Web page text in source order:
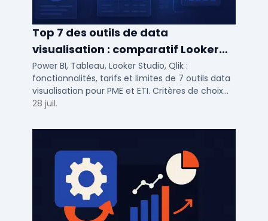
Top 7 des outils de data
visualisation : comparatif Looker
Studio, Tableau vs Power BI et
autres
Power BI, Tableau, Looker Studio, Qlik :
fonctionnalités, tarifs et limites de 7 outils data
visualisation pour PME et ETI. Critères de choix
selon votre SI et vos cas d'usage.
28 juil.